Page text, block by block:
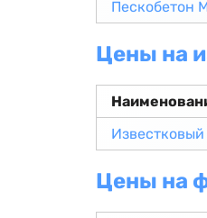
Пескобетон
Цены на
Цены на